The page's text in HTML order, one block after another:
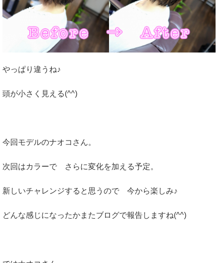
やっぱり違うね♪
頭が小さく見える(^^)
今回モデルのナオコさん。
次回はカラーで さらに変化を加える予定。
新しいチャレンジすると思うので 今から楽しみ♪
どんな感じになったかまたブログで報告しますね(^^)